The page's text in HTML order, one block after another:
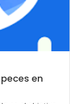
en